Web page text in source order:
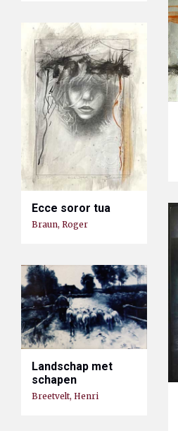
Ecce soror tua
Braun, Roger
Landschap met
schapen
Breetvelt, Henri